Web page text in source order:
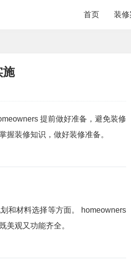
首页 装
施
提前做好准备，避免装修
握装修知识，做好装修准备。
和材料选择等方面。 homeowners
美观又功能齐全。